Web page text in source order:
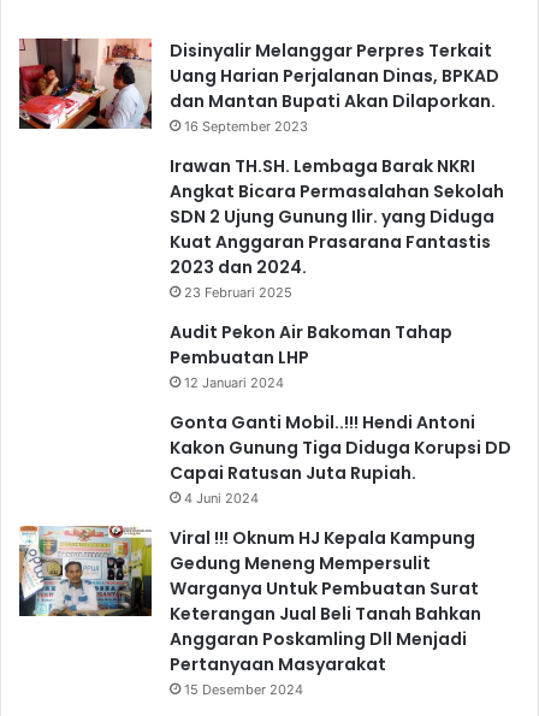
Disinyalir Melanggar Perpres Terkait
Uang Harian Perjalanan Dinas, BPKAD
dan Mantan Bupati Akan Dilaporkan.
16 September 2023
Irawan TH.SH. Lembaga Barak NKRI
Angkat Bicara Permasalahan Sekolah
SDN 2 Ujung Gunung Ilir. yang Diduga
Kuat Anggaran Prasarana Fantastis
2023 dan 2024.
23 Februari 2025
Audit Pekon Air Bakoman Tahap
Pembuatan LHP
12 Januari 2024
Gonta Ganti Mobil..!!! Hendi Antoni
Kakon Gunung Tiga Diduga Korupsi DD
Capai Ratusan Juta Rupiah.
4 Juni 2024
Viral !!! Oknum HJ Kepala Kampung
Gedung Meneng Mempersulit
Warganya Untuk Pembuatan Surat
Keterangan Jual Beli Tanah Bahkan
Anggaran Poskamling Dll Menjadi
Pertanyaan Masyarakat
15 Desember 2024